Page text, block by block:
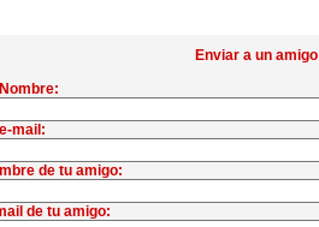
Enviar a un amigo
mail:
de tu amigo:
de tu amigo: